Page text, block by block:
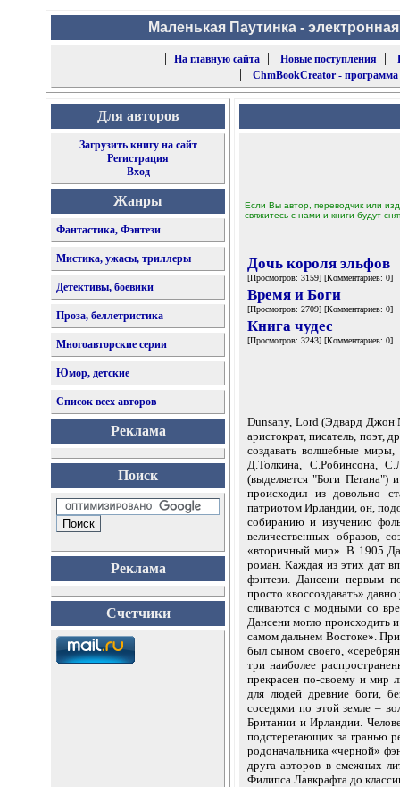
Маленькая Паутинка -
|
На главную сайта| Новые поступления |
| ChmBookCreator -
Для авторов
Загрузить книгу на сайт
Регистрация
Вход
Жанры
Фантастика, Фэнтези
Мистика, ужасы, триллеры
Детективы, боевики
Проза, беллетристика
Многоавторские серии
Юмор, детские
Список всех авторов
Реклама
Поиск
Реклама
Счетчики
Если Вы автор, переводчик или
свяжитесь с нами и книги будут
Дочь короля эльфов
[Просмотров: 3159] [Комментариев: 0]
Время и Боги
[Просмотров: 2709] [Комментариев: 0]
Книга чудес
[Просмотров: 3243] [Комментариев: 0]
Dunsany, Lord (Эдвард Джон
аристократ, писатель, поэт,
создавать волшебные миры,
Д.Толкина, С.Робинсона,
(выделяется "Боги
происходил из довольно
патриотом Ирландии, он,
собиранию и изучению
величественных образов,
«вторичный мир». В 1905
роман. Каждая из этих дат
фэнтези. Дансени первым
просто «воссоздавать»
сливаются с модными со
Дансени могло происходить
самом дальнем Востоке».
был сыном своего,
три наиболее
прекрасен по-своему и мир
для людей древние боги,
соседями по этой земле –
Британии и Ирландии.
подстерегающих за гранью
родоначальника «черной»
друга авторов в смежных
Филипса Лавкрафта до